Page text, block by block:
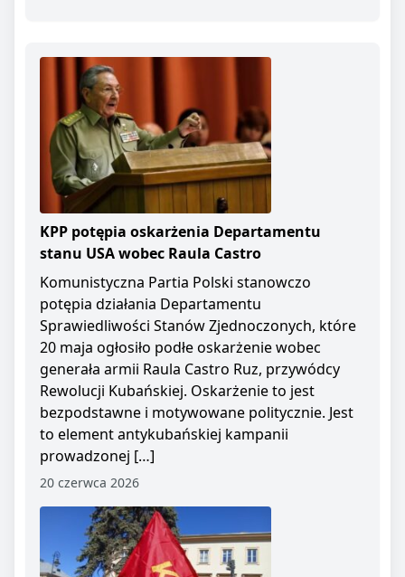
KPP potępia oskarżenia Departamentu
stanu USA wobec Raula Castro
Komunistyczna Partia Polski stanowczo
potępia działania Departamentu
Sprawiedliwości Stanów Zjednoczonych, które
20 maja ogłosiło podłe oskarżenie wobec
generała armii Raula Castro Ruz, przywódcy
Rewolucji Kubańskiej. Oskarżenie to jest
bezpodstawne i motywowane politycznie. Jest
to element antykubańskiej kampanii
prowadzonej […]
20 czerwca 2026